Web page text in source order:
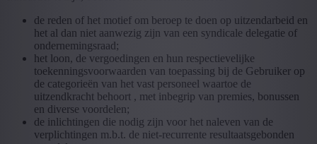
de reden of het motief om beroep te doen op uitzendarbeid en
het al dan niet aanwezig zijn van een syndicale delegatie of
ondernemingsraad;
het loon, de vergoedingen en hun respectievelijke
toekenningsvoorwaarden van toepassing bij de Gebruiker op
de categorieën van het vast personeel waartoe de
uitzendkracht behoort , met inbegrip van premies, bonussen
en diverse voordelen;
de inlichtingen die nodig zijn voor het naleven van de
verplichtingen m.b.t. de niet-recurrente resultaatsgebonden